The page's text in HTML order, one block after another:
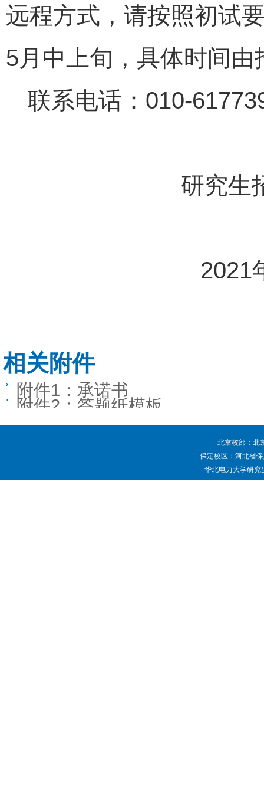
远程方式，请按照初试
5月中上旬，具体时间
联系电话：010-
研究生招生
2021年4
相关附件
附件1：承诺书
附件2：答题纸模板
北京校部：北
保定校区：河北省
华北电力大学研究